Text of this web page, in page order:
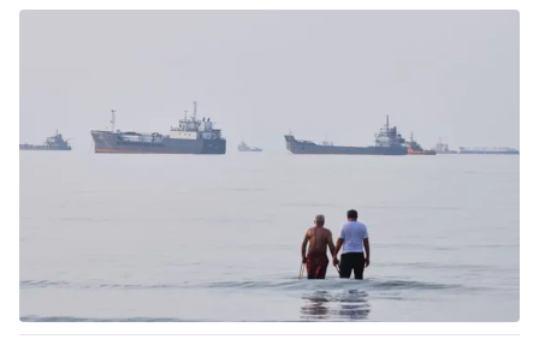
VTV Money
Tấm lòng Việt
VTV4 Vươn mình bằng AI